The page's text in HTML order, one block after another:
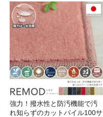
強力！撥水性と防汚機能で汚
れ知らずのカットパイル100サ